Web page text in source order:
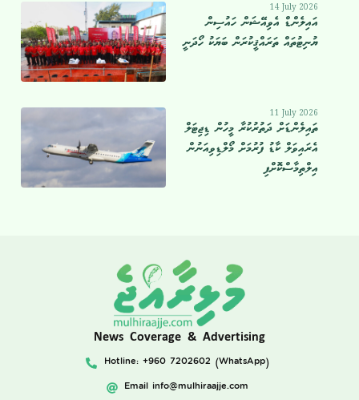
14 July 2026
އައިލެންޑް އެވިއޭޝަން ހައުސިން
ޔުނިޓުތައް ތަރައްޤީކުރަން ބަޔަކު ހޯދަނީ
11 July 2026
ތައިލެންޑަށް ދަތުރުކުރާ މީހުން ޑިޖިޓަލް
އެރައިވަލް ކާޑު ފުރުމަށް މޯލްޑިވިއަނުން
އިލްތިމާސްކޮށްފި
News Coverage & Advertising
Hotline: +960 7202602 (WhatsApp)
Email info@mulhiraajje.com